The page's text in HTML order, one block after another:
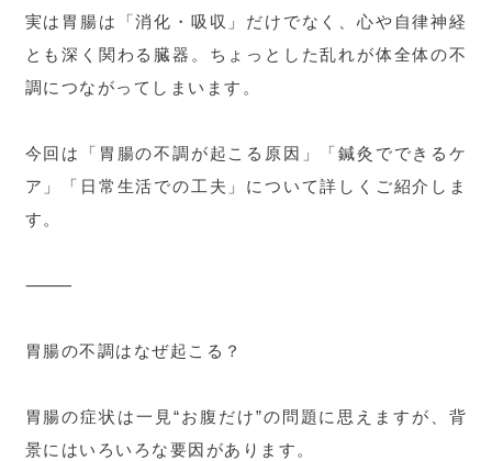
実は胃腸は「消化・吸収」だけでなく、心や自律神経
とも深く関わる臓器。ちょっとした乱れが体全体の不
調につながってしまいます。
今回は「胃腸の不調が起こる原因」「鍼灸でできるケ
ア」「日常生活での工夫」について詳しくご紹介しま
す。
⸻
胃腸の不調はなぜ起こる？
胃腸の症状は一見“お腹だけ”の問題に思えますが、背
景にはいろいろな要因があります。